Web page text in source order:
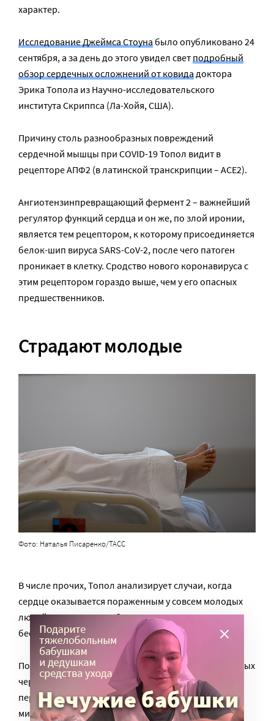
характер.
Исследование Джеймса Стоуна было опубликовано 24
сентября, а за день до этого увидел свет подробный
обзор сердечных осложнений от ковида доктора
Эрика Топола из Научно-исследовательского
института Скриппса (Ла-Хойя, США).
Причину столь разнообразных повреждений
сердечной мышцы при COVID-19 Топол видит в
рецепторе АПФ2 (в латинской транскрипции – АСЕ2).
Ангиотензинпревращающий фермент 2 – важнейший
регулятор функций сердца и он же, по злой иронии,
является тем рецептором, к которому присоединяется
белок-шип вируса SARS-CoV-2, после чего патоген
проникает в клетку. Сродство нового коронавируса с
этим рецептором гораздо выше, чем у его опасных
предшественников.
Страдают молодые
Фото: Наталья Писаренко/ТАСС
В числе прочих, Топол анализирует случаи, когда
сердце оказывается пораженным у совсем молодых
людей, перенесших заболевание легко или даже
бессимптомно.
Показательны кейсы молодых спортсменов, у которых
через некоторое время после того, как они
переболели в легкой форме, был диагностирован
миокардит.